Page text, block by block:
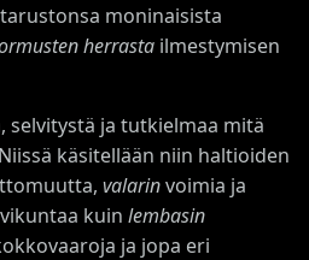
tarustonsa moninaisista
herrasta ilmestymisen
selvitystä ja tutkielmaa mitä
käsitellään niin haltioiden
valarinvoimia ja
kuinlembasin
ja jopa eri